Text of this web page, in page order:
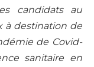
candidats au
à destination de
de Covid-
sanitaire en